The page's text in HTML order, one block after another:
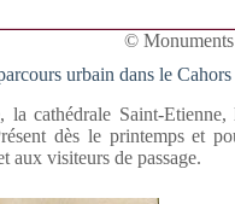
©
urbain dans le
la cathédrale Saint-
dès le printemps et
aux visiteurs de passage.